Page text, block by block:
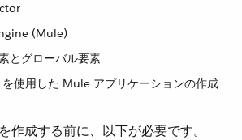
(Mule)
とグローバル要素
使用した Mule アプリケーションの作成
作成する前に、以下が必要です。